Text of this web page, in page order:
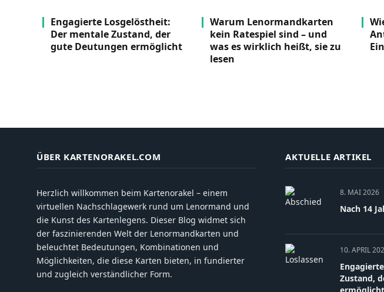
Engagierte Losgelöstheit:
Der mentale Zustand, der
gute Deutungen ermöglicht
Warum Lenormandkarten
kein Ratespiel sind – und
was es wirklich heißt, sie zu
lesen
ÜBER KARTENORAKEL.COM
Herzlich willkommen beim Kartenorakel – einem
virtuellen Nachschlagewerk rund um Lenormand und
die Kunst des Kartenlegens. Dieser Blog widmet sich
der faszinierenden Welt der Lenormandkarten und
beleuchtet Bedeutungen, Kombinationen und
Möglichkeiten, die diese Karten bieten, in fundierter
und zugleich verständlicher Form.
AKTUELLE ARTIKEL
8. MAI 2026
Nach 14
10. APRIL
Zustand,
ermöglicht